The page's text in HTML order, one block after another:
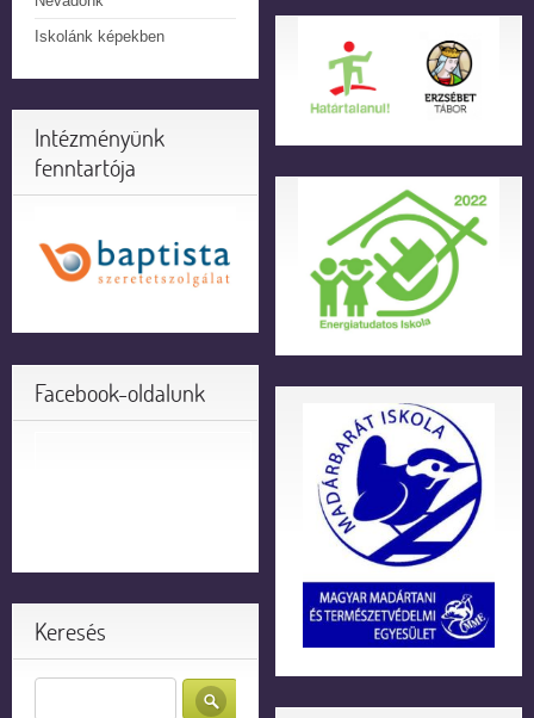
Iskolánk képekben
Intézményünk
fenntartója
Facebook-oldalunk
Keresés